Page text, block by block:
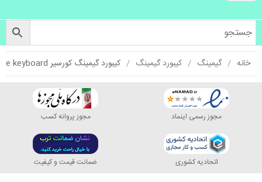
خانه گیمینگ کیبورد گیمینگ کیبورد گیمینگ کورسیر Corsair k60 RGB Pro Low Profile keyboard
مجوز رسمی اینماد
اتحادیه کشوری
مجوز پروانه کسب
ضمانت قیمت و کیفیت